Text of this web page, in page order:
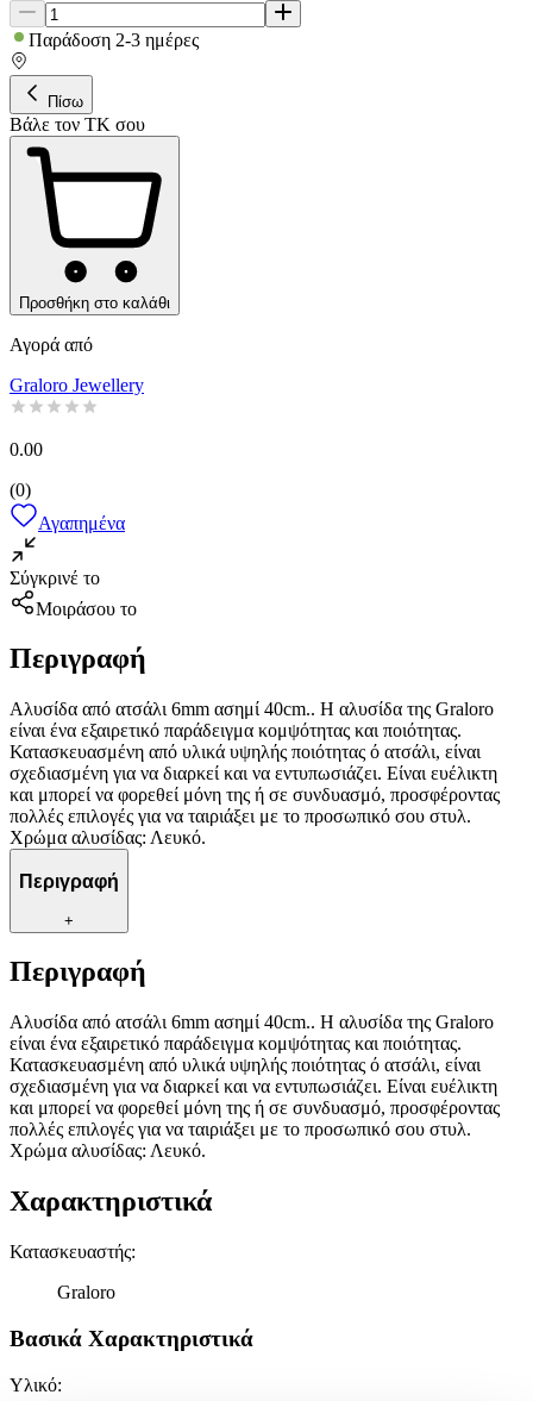
Παράδοση 2-3 ημέρες
Πίσω
Βάλε τον ΤΚ σου
Προσθήκη στο καλάθι
Αγορά από
Graloro Jewellery
0.00
(0)
Αγαπημένα
Σύγκρινέ το
Μοιράσου το
Περιγραφή
Αλυσίδα από ατσάλι 6mm ασημί 40cm.. Η αλυσίδα της Graloro
είναι ένα εξαιρετικό παράδειγμα κομψότητας και ποιότητας.
Κατασκευασμένη από υλικά υψηλής ποιότητας ό ατσάλι, είναι
σχεδιασμένη για να διαρκεί και να εντυπωσιάζει. Είναι ευέλικτη
και μπορεί να φορεθεί μόνη της ή σε συνδυασμό, προσφέροντας
πολλές επιλογές για να ταιριάξει με το προσωπικό σου στυλ.
Χρώμα αλυσίδας: Λευκό.
Περιγραφή
+
Περιγραφή
Αλυσίδα από ατσάλι 6mm ασημί 40cm.. Η αλυσίδα της Graloro
είναι ένα εξαιρετικό παράδειγμα κομψότητας και ποιότητας.
Κατασκευασμένη από υλικά υψηλής ποιότητας ό ατσάλι, είναι
σχεδιασμένη για να διαρκεί και να εντυπωσιάζει. Είναι ευέλικτη
και μπορεί να φορεθεί μόνη της ή σε συνδυασμό, προσφέροντας
πολλές επιλογές για να ταιριάξει με το προσωπικό σου στυλ.
Χρώμα αλυσίδας: Λευκό.
Χαρακτηριστικά
Κατασκευαστής:
Graloro
Βασικά Χαρακτηριστικά
Υλικό: